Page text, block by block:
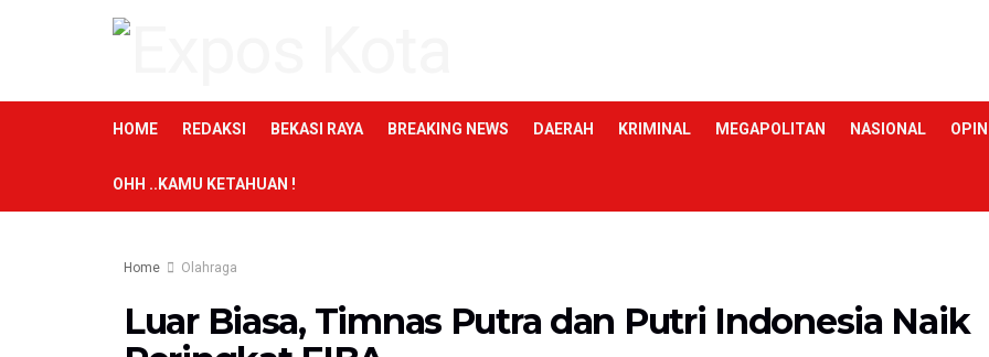
HOME REDAKSI BEKASI RAYA BREAKING NEWS DAERAH KRIMINAL MEGAPOLITAN NASIONAL
OHH ..KAMU KETAHUAN !
Home Olahraga
Luar Biasa, Timnas Putra dan Putri Indonesia Naik